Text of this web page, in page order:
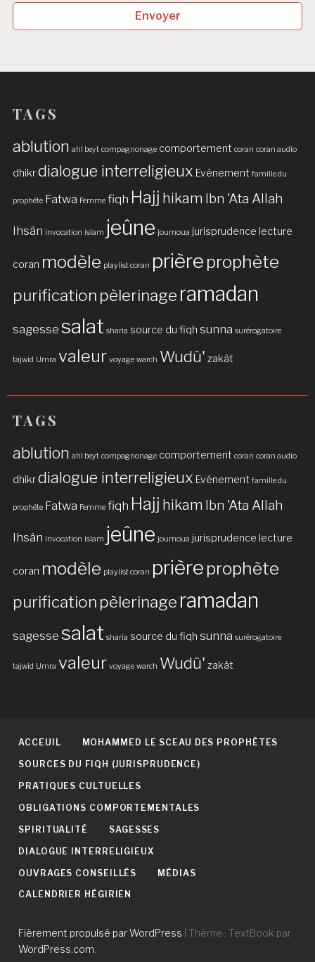
Envoyer
TAGS
ablution ahl beyt compagnonage comportement coran coran audio
dhikrdialogue interreligieux Evénement famille du
prophète Fatwa Femme fiqh Hajj hikam Ibn 'Ata Allah
Ihsân invocation islam jeûne joumoua jurisprudence lecture
coran modèle playlist coran prière prophète
purification pèlerinage ramadan
sagesse salat sharia source du fiqh sunna surérogatoire
tajwid Umra valeur voyage warch Wudû' zakât
TAGS
ablution ahl beyt compagnonage comportement coran coran audio
dhikrdialogue interreligieux Evénement famille du
prophète Fatwa Femme fiqh Hajj hikam Ibn 'Ata Allah
Ihsân invocation islam jeûne joumoua jurisprudence lecture
coran modèle playlist coran prière prophète
purification pèlerinage ramadan
sagesse salat sharia source du fiqh sunna surérogatoire
tajwid Umra valeur voyage warch Wudû' zakât
ACCEUIL MOHAMMED LE SCEAU DES PROPHÈTES
SOURCES DU FIQH (JURISPRUDENCE)
PRATIQUES CULTUELLES
OBLIGATIONS COMPORTEMENTALES
SPIRITUALITÉ SAGESSES
DIALOGUE INTERRELIGIEUX
OUVRAGES CONSEILLÉS MÉDIAS
CALENDRIER HÉGIRIEN
Fièrement propulsé par WordPress
Thème : TextBook par
WordPress.com